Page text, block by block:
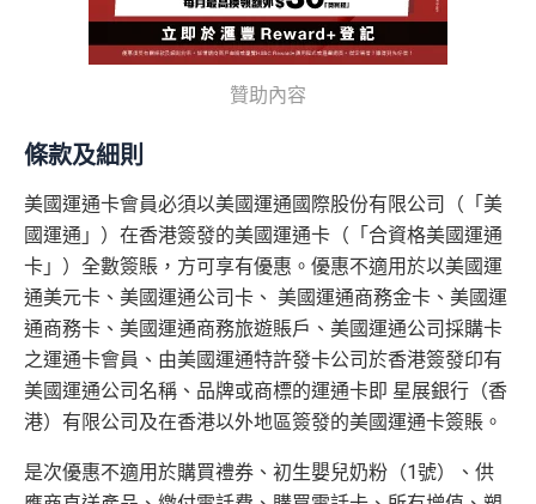
整個迎新期合共可賺高達32,805里數+HK$550簽賬回
入，但實測過係簽賬後3日內就入到！超快手趕住要里數
首年免年費，其後每年HK$2,200(收咗打去要求免，有
得傾的)
AE啲卡勝在食信用卡迎新
基本上你簽到嘅賬就當合資
格簽賬，無再細分信用卡交保險 /醫療/廣告費/交租果啲
唔計，所以可以放心簽。
#每1里賞金 ≈ HK$1，可兌換FPS轉數快回贈！詳情MrMil
AE Explorer Card優點
首年免年費而且AE Explorer一年有8次機場貴賓室免費
賬
贈
iPhone、Apple Watch或Android手機，單次增
76
萬
積
分
簽
賬
迎
新
首6個月內累積簽賬滿HK$6萬有32萬積分於第
15至17個月期間，進行一次任何金額的合資格
簽賬再有額外32萬積分本地簽賬2X積分，簽賬
HK$60,000再有額外 12萬積分 申請連結：MrMil
es.hk/ae-charge-apply/
查看更多信用卡詳情及分析...
如12 個月內取消該卡，按條款話有可能收返迎新
年費及
年薪要求：HK$120,000/年 (其實學生都批到)
批得好寬鬆！即使年薪未夠都可以試咗先！信貸紀錄
本身準時還款都會批到卡！
年費：永久免年費
亦可繼續使用首2張附屬卡而無須繳付年費
AE Essential特點
Amex唯一一張永久免年費
如用開AE白金卡第二年要收年費時可以選擇取消卡停
一停先，過一過冷河，啲AE積分可以轉咗去呢個AE E
贊助內容
條款及細則
美國運通卡會員必須以美國運通國際股份有限公司（「美
國運通」）在香港簽發的美國運通卡（「合資格美國運通
卡」）全數簽賬，方可享有優惠。優惠不適用於以美國運
通美元卡、美國運通公司卡、 美國運通商務金卡、美國運
通商務卡、美國運通商務旅遊賬戶、美國運通公司採購卡
之運通卡會員、由美國運通特許發卡公司於香港簽發印有
美國運通公司名稱、品牌或商標的運通卡即 星展銀行（香
港）有限公司及在香港以外地區簽發的美國運通卡簽賬。
是次優惠不適用於購買禮券、初生嬰兒奶粉（1號）、供